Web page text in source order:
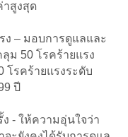
สูงสุด
ง – มอบการดูแลและ
ม 50 โรคร้ายแรง
โรคร้ายแรงระดับ
ปี
- ให้ความอุ่นใจว่า